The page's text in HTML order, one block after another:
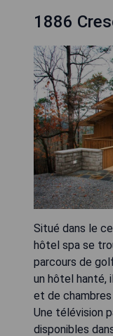
1886
Situé dans le
hôtel spa se
parcours de
un hôtel hanté,
et de
Une télévision
disponibles